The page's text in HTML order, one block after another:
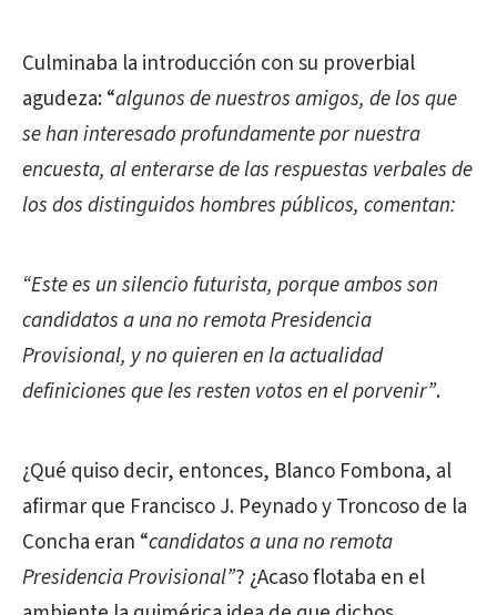
Culminaba la introducción con su proverbial
agudeza: “algunos de nuestros amigos, de los que
se han interesado profundamente por nuestra
encuesta, al enterarse de las respuestas verbales de
los dos distinguidos hombres públicos, comentan:
“Este es un silencio futurista, porque ambos son
candidatos a una no remota Presidencia
Provisional, y no quieren en la actualidad
definiciones que les resten votos en el porvenir”.
¿Qué quiso decir, entonces, Blanco Fombona, al
afirmar que Francisco J. Peynado y Troncoso de la
Concha eran “candidatos a una no remota
Presidencia Provisional”? ¿Acaso flotaba en el